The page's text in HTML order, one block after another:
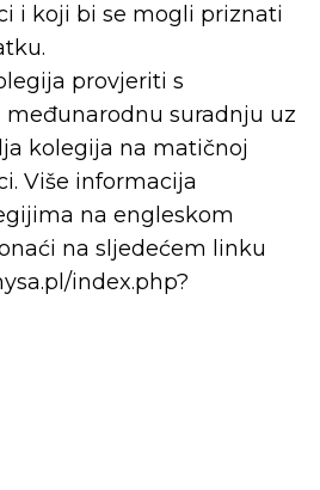
i koji bi se mogli priznati
provjeriti s
međunarodnu suradnju uz
kolegija na matičnoj
Više informacija
na engleskom
na sljedećem linku
index.php?